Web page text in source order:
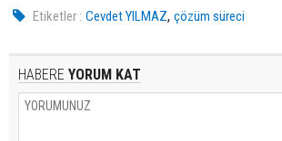
Etiketler : Cevdet YILMAZ,çözüm süreci
HABERE YORUM KAT